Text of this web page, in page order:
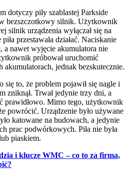
dotyczy piły szablastej Parkside
bezszczotkowy silnik. Użytkownik
silnik urządzenia wyłączał się na
przestawała działać. Naciskanie
a nawet wyjęcie akumulatora nie
próbował uruchomić
akumulatorach, jednak bezskutecznie.
to, że problem pojawił się nagle i
zniknął. Trwał jedynie trzy dni, a
prawidłowo. Mimo tego, użytkownik
powrócić. Urządzenie było używane
katowane na budowach, a jedynie
prac podwórkowych. Piła nie była
piaskiem.
i klucze WMC – co to za firma,